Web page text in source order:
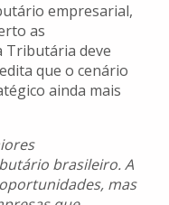
empresarial,
as
Tributária deve
que o cenário
ainda mais
brasileiro. A
mas